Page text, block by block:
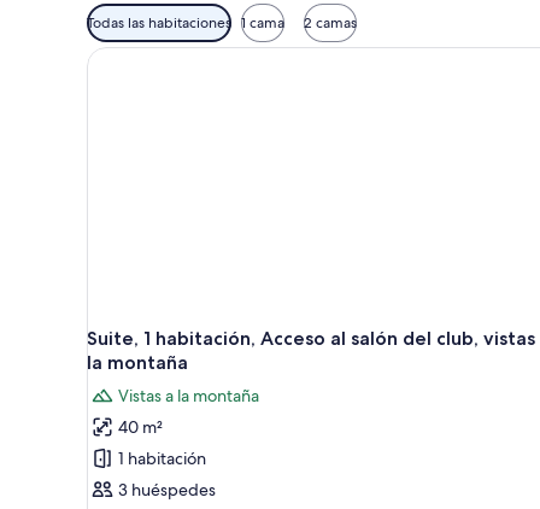
Filtros
disponibles
para
Todas las habitaciones 1 cama 2 camas
Suite, 1 habitación, Acceso al salón del club, vistas
la montaña
Vistas a la montaña
40 m²
1 habitación
3 huéspedes